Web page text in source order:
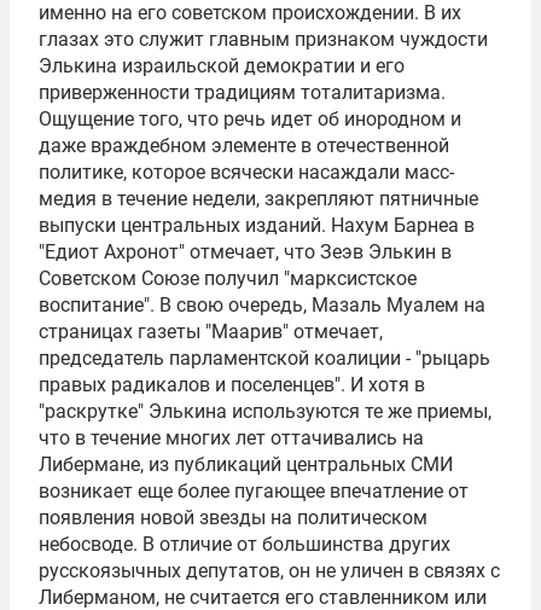
именно на его советском происхождении. В их
глазах это служит главным признаком чуждости
Элькина израильской демократии и его
приверженности традициям тоталитаризма.
Ощущение того, что речь идет об инородном и
даже враждебном элементе в отечественной
политике, которое всячески насаждали масс-
медия в течение недели, закрепляют пятничные
выпуски центральных изданий. Нахум Барнеа в
"Едиот Ахронот" отмечает, что Зеэв Элькин в
Советском Союзе получил "марксистское
воспитание". В свою очередь, Мазаль Муалем на
страницах газеты "Маарив" отмечает,
председатель парламентской коалиции - "рыцарь
правых радикалов и поселенцев". И хотя в
"раскрутке" Элькина используются те же приемы,
что в течение многих лет оттачивались на
Либермане, из публикаций центральных СМИ
возникает еще более пугающее впечатление от
появления новой звезды на политическом
небосводе. В отличие от большинства других
русскоязычных депутатов, он не уличен в связях с
Либерманом, не считается его ставленником или